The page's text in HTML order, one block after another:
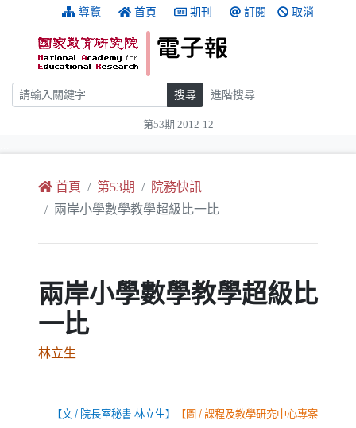
跳到主要內容 導覽 首頁 期刊 訂閱 取消
搜尋 搜尋 進階搜尋
第53期 2012-12
首頁 第53期
院務快訊
兩岸小學數學教學超級比一比
兩岸小學數學教學超級比
一比
林立生
【文/ 院長室秘書 林立生】 【圖/課程及教學研究中心專案